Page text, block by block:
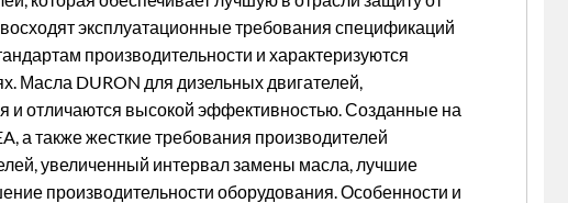
эксплуатационные требования спецификаций
производительности и характеризуются
DURON для дизельных двигателей,
и отличаются высокой эффективностью. Созданные на
а также жесткие требования производителей
увеличенный интервал замены масла, лучшие
производительности оборудования. Особенности и